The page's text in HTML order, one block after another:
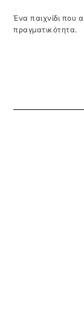
Ένα παιχνίδι που
πραγματικότητα.